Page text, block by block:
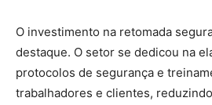
O investimento na retomada
destaque. O setor se dedicou na
protocolos de segurança e
trabalhadores e clientes,